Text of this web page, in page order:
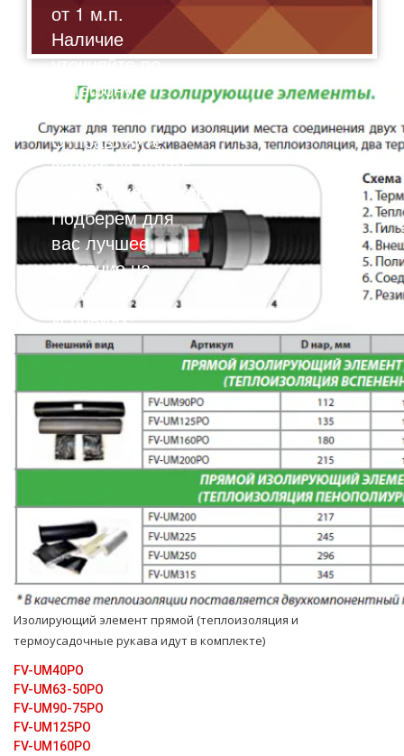
от 1 м.п.
Наличие
уточняйте по
телефону:
Отправляйте
запрос на почту:
sale@flexalen.company
Подберем для
вас лучшее
решение на
выгодных
условиях!
Изолирующий элемент прямой (теплоизоляция и
термоусадочные рукава идут в комплекте)
FV-UM40PO
FV-UM63-50PO
FV-UM90-75PO
FV-UM125PO
FV-UM160PO